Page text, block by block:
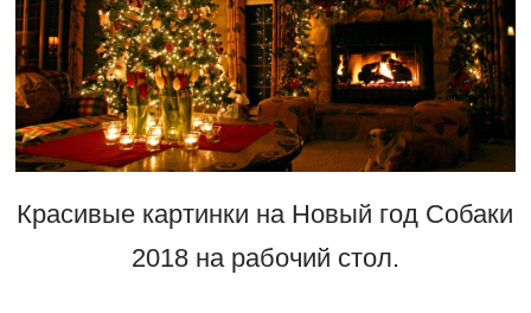
Красивые картинки на Новый год Собаки
2018 на рабочий стол.